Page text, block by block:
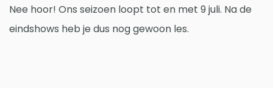
Nee hoor! Ons seizoen loopt tot en met 9 juli. Na de
eindshows heb je dus nog gewoon les.